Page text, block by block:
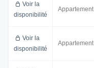
Voir la
disponibilité
Appartement
Voir la
disponibilité
Appartement